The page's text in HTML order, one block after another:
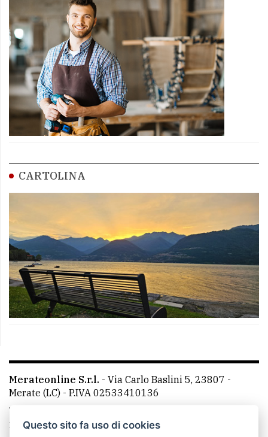
CARTOLINA
Merateonline S.r.l. - Via Carlo Baslini 5, 23807 -
Merate (LC) - P.IVA 02533410136
Telefono:
mail: redazione@leccoonline.com
Questo sito fa uso di cookies